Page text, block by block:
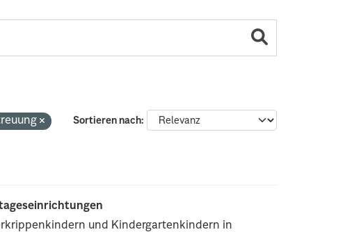
Sortieren nach
und Kindergartenkindern in